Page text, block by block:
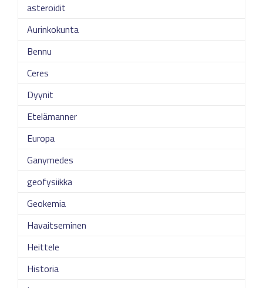
asteroidit
Aurinkokunta
Bennu
Ceres
Dyynit
Etelämanner
Europa
Ganymedes
geofysiikka
Geokemia
Havaitseminen
Heittele
Historia